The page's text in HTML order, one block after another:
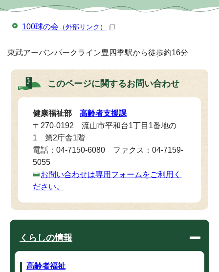
100球の会 （外部リンク）
東武アーバンパークライン豊四季駅から徒歩約16分
このページに関するお問い合わせ
健康福祉部 高齢者支援課
〒270-0192 流山市平和台1丁目1番地の
1 第2庁舎1階
電話：04-7150-6080 ファクス：04-7159-
5055
お問い合わせは専用フォームをご利用く
ださい。
くらしの情報
高齢者福祉